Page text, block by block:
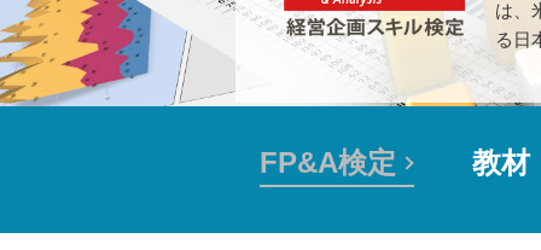
は、
る日
FP&A検定 教材
公